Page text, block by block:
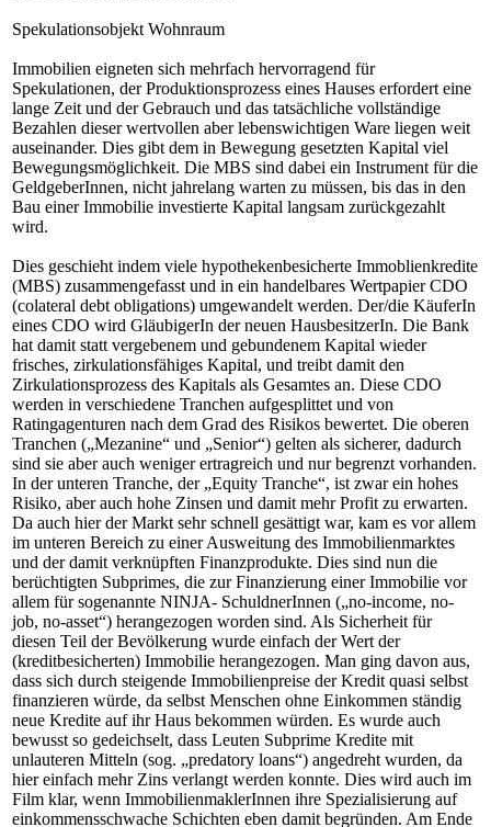
Spekulationsobjekt Wohnraum
Immobilien eigneten sich mehrfach hervorragend für
Spekulationen, der Produktionsprozess eines Hauses erfordert eine
lange Zeit und der Gebrauch und das tatsächliche vollständige
Bezahlen dieser wertvollen aber lebenswichtigen Ware liegen weit
auseinander. Dies gibt dem in Bewegung gesetzten Kapital viel
Bewegungsmöglichkeit. Die MBS sind dabei ein Instrument für die
GeldgeberInnen, nicht jahrelang warten zu müssen, bis das in den
Bau einer Immobilie investierte Kapital langsam zurückgezahlt
wird.
Dies geschieht indem viele hypothekenbesicherte Immoblienkredite
(MBS) zusammengefasst und in ein handelbares Wertpapier CDO
(colateral debt obligations) umgewandelt werden. Der/die KäuferIn
eines CDO wird GläubigerIn der neuen HausbesitzerIn. Die Bank
hat damit statt vergebenem und gebundenem Kapital wieder
frisches, zirkulationsfähiges Kapital, und treibt damit den
Zirkulationsprozess des Kapitals als Gesamtes an. Diese CDO
werden in verschiedene Tranchen aufgesplittet und von
Ratingagenturen nach dem Grad des Risikos bewertet. Die oberen
Tranchen („Mezanine“ und „Senior“) gelten als sicherer, dadurch
sind sie aber auch weniger ertragreich und nur begrenzt vorhanden.
In der unteren Tranche, der „Equity Tranche“, ist zwar ein hohes
Risiko, aber auch hohe Zinsen und damit mehr Profit zu erwarten.
Da auch hier der Markt sehr schnell gesättigt war, kam es vor allem
im unteren Bereich zu einer Ausweitung des Immobilienmarktes
und der damit verknüpften Finanzprodukte. Dies sind nun die
berüchtigten Subprimes, die zur Finanzierung einer Immobilie vor
allem für sogenannte NINJA- SchuldnerInnen („no-income, no-
job, no-asset“) herangezogen worden sind. Als Sicherheit für
diesen Teil der Bevölkerung wurde einfach der Wert der
(kreditbesicherten) Immobilie herangezogen. Man ging davon aus,
dass sich durch steigende Immobilienpreise der Kredit quasi selbst
finanzieren würde, da selbst Menschen ohne Einkommen ständig
neue Kredite auf ihr Haus bekommen würden. Es wurde auch
bewusst so gedeichselt, dass Leuten Subprime Kredite mit
unlauteren Mitteln (sog. „predatory loans“) angedreht wurden, da
hier einfach mehr Zins verlangt werden konnte. Dies wird auch im
Film klar, wenn ImmobilienmaklerInnen ihre Spezialisierung auf
einkommensschwache Schichten eben damit begründen. Am Ende